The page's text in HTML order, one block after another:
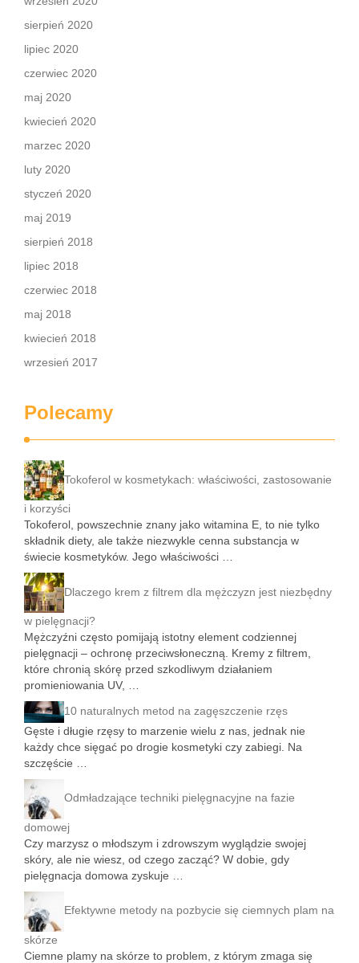
sierpień 2020
lipiec 2020
czerwiec 2020
maj 2020
kwiecień 2020
marzec 2020
luty 2020
styczeń 2020
maj 2019
sierpień 2018
lipiec 2018
czerwiec 2018
maj 2018
kwiecień 2018
wrzesień 2017
Polecamy
Tokoferol w kosmetykach: właściwości, zastosowanie
i korzyści
Tokoferol, powszechnie znany jako witamina E, to nie tylko
składnik diety, ale także niezwykle cenna substancja w
świecie kosmetyków. Jego właściwości …
Dlaczego krem z filtrem dla mężczyzn jest niezbędny
w pielęgnacji?
Mężczyźni często pomijają istotny element codziennej
pielęgnacji – ochronę przeciwsłoneczną. Kremy z filtrem,
które chronią skórę przed szkodliwym działaniem
promieniowania UV, …
10 naturalnych metod na zagęszczenie rzęs
Gęste i długie rzęsy to marzenie wielu z nas, jednak nie
każdy chce sięgać po drogie kosmetyki czy zabiegi. Na
szczęście …
Odmładzające techniki pielęgnacyjne na fazie
domowej
Czy marzysz o młodszym i zdrowszym wyglądzie swojej
skóry, ale nie wiesz, od czego zacząć? W dobie, gdy
pielęgnacja domowa zyskuje …
Efektywne metody na pozbycie się ciemnych plam na
skórze
Ciemne plamy na skórze to problem, z którym zmaga się